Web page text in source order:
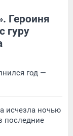
Героиня
гуру
год —
исчезла ночью
последние